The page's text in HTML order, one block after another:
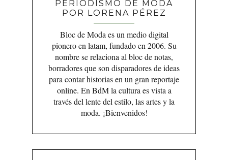
PERIODISMO DE MODA
POR LORENA PÉREZ
Bloc de Moda es un medio digital
pionero en latam, fundado en 2006. Su
nombre se relaciona al bloc de notas,
borradores que son disparadores de ideas
para contar historias en un gran reportaje
online. En BdM la cultura es vista a
través del lente del estilo, las artes y la
moda. ¡Bienvenidos!